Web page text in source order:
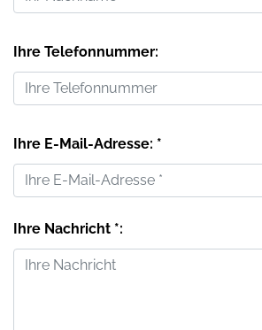
Ihre Telefonnummer:
Ihre E-Mail-Adresse: *
Ihre Nachricht *: